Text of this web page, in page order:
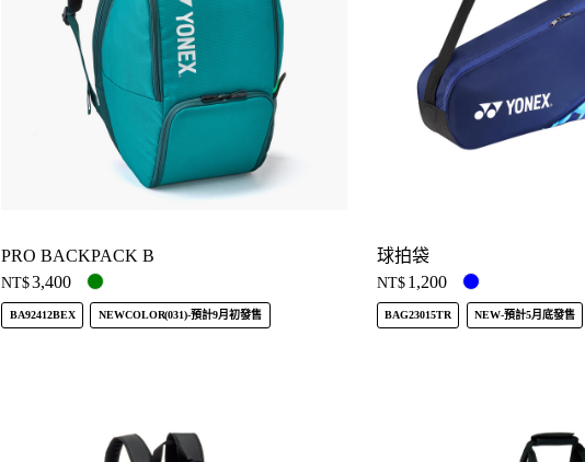
PRO BACKPACK B
NT$3,400
BA92412BEX NEWCOLOR(031)-預計9月初發售
球拍袋
NT$ 1,200
BAG23015TR NEW-預計5月底發售